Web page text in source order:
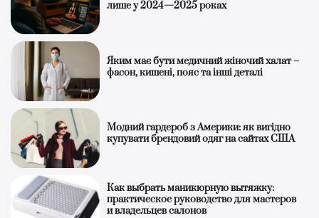
лише у 2024—2025 роках
Яким має бути медичний жіночий халат –
фасон, кишені, пояс та інші деталі
Модний гардероб з Америки: як вигідно
купувати брендовий одяг на сайтах США
Как выбрать маникюрную вытяжку:
практическое руководство для мастеров
и владельцев салонов